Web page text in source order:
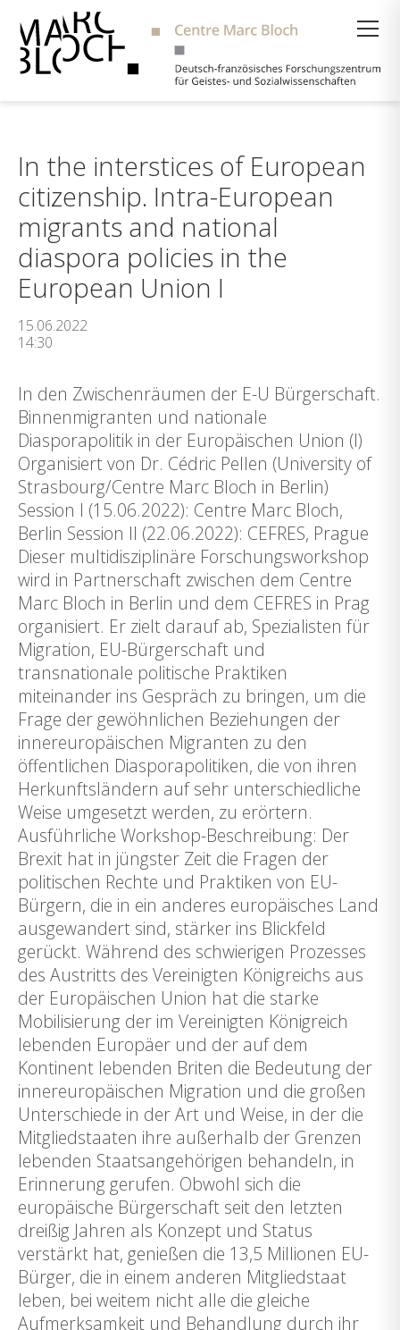
In the interstices of European
citizenship. Intra-European
migrants and national
diaspora policies in the
European Union I
15.06.2022
14:30
In den Zwischenräumen der E-U Bürgerschaft.
Binnenmigranten und nationale
Diasporapolitik in der Europäischen Union (I)
Organisiert von Dr. Cédric Pellen (University of
Strasbourg/Centre Marc Bloch in Berlin)
Session I (15.06.2022): Centre Marc Bloch,
Berlin Session II (22.06.2022): CEFRES, Prague
Dieser multidisziplinäre Forschungsworkshop
wird in Partnerschaft zwischen dem Centre
Marc Bloch in Berlin und dem CEFRES in Prag
organisiert. Er zielt darauf ab, Spezialisten für
Migration, EU-Bürgerschaft und
transnationale politische Praktiken
miteinander ins Gespräch zu bringen, um die
Frage der gewöhnlichen Beziehungen der
innereuropäischen Migranten zu den
öffentlichen Diasporapolitiken, die von ihren
Herkunftsländern auf sehr unterschiedliche
Weise umgesetzt werden, zu erörtern.
Ausführliche Workshop-Beschreibung: Der
Brexit hat in jüngster Zeit die Fragen der
politischen Rechte und Praktiken von EU-
Bürgern, die in ein anderes europäisches Land
ausgewandert sind, stärker ins Blickfeld
gerückt. Während des schwierigen Prozesses
des Austritts des Vereinigten Königreichs aus
der Europäischen Union hat die starke
Mobilisierung der im Vereinigten Königreich
lebenden Europäer und der auf dem
Kontinent lebenden Briten die Bedeutung der
innereuropäischen Migration und die großen
Unterschiede in der Art und Weise, in der die
Mitgliedstaaten ihre außerhalb der Grenzen
lebenden Staatsangehörigen behandeln, in
Erinnerung gerufen. Obwohl sich die
europäische Bürgerschaft seit den letzten
dreißig Jahren als Konzept und Status
verstärkt hat, genießen die 13,5 Millionen EU-
Bürger, die in einem anderen Mitgliedstaat
leben, bei weitem nicht alle die gleiche
Aufmerksamkeit und Behandlung durch ihr